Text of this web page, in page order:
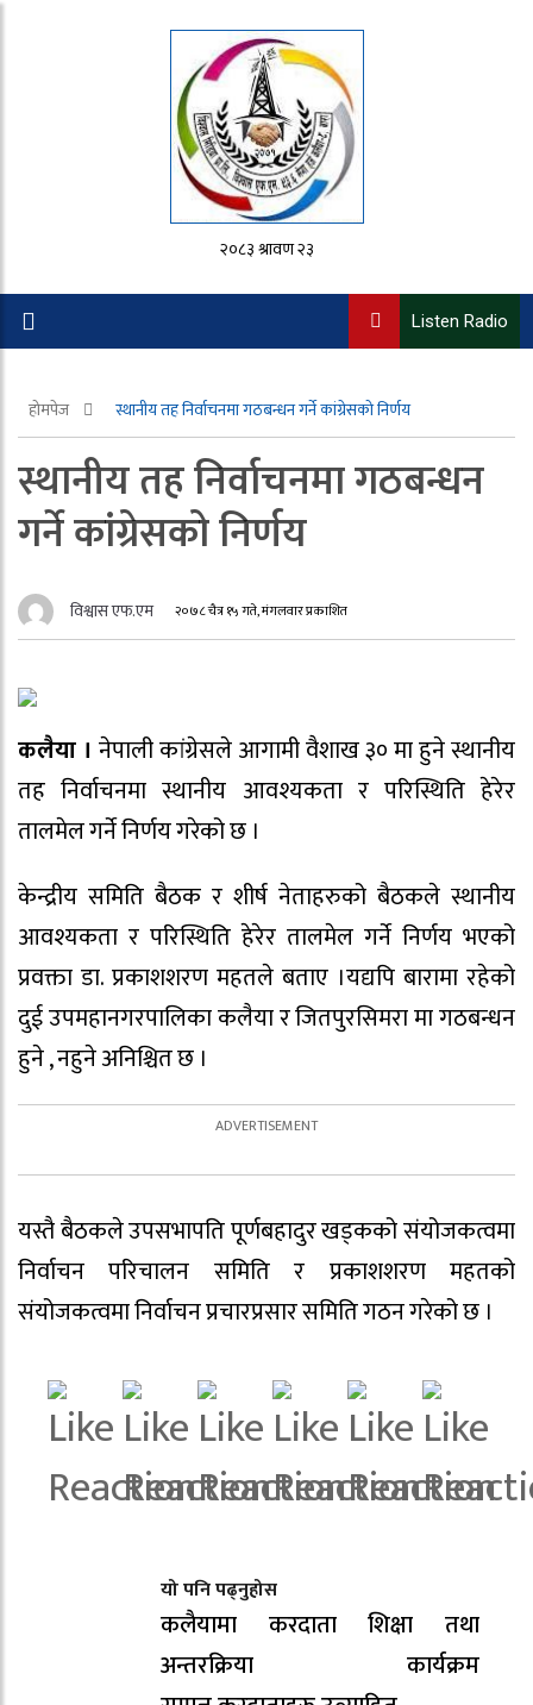
२०८३ श्रावण २३
Listen Radio
होमपेज स्थानीय तह निर्वाचनमा गठबन्धन गर्ने कांग्रेसको निर्णय
स्थानीय तह निर्वाचनमा गठबन्धन
गर्ने कांग्रेसको निर्णय
विश्वास एफ.एम २०७८ चैत्र १५ गते, मंगलवार प्रकाशित
कलैया । नेपाली कांग्रेसले आगामी वैशाख ३० मा हुने स्थानीय
तह निर्वाचनमा स्थानीय आवश्यकता र परिस्थिति हेरेर
तालमेल गर्ने निर्णय गरेको छ ।
केन्द्रीय समिति बैठक र शीर्ष नेताहरुको बैठकले स्थानीय
आवश्यकता र परिस्थिति हेरेर तालमेल गर्ने निर्णय भएको
प्रवक्ता डा. प्रकाशशरण महतले बताए ।यद्यपि बारामा रहेको
दुई उपमहानगरपालिका कलैया र जितपुरसिमरा मा गठबन्धन
हुने , नहुने अनिश्चित छ ।
यस्तै बैठकले उपसभापति पूर्णबहादुर खड्कको संयोजकत्वमा
निर्वाचन परिचालन समिति र प्रकाशशरण महतको
संयोजकत्वमा निर्वाचन प्रचारप्रसार समिति गठन गरेको छ ।
यो पनि पढ्नुहोस
कलैयामा करदाता शिक्षा तथा
अन्तरक्रिया कार्यक्रम